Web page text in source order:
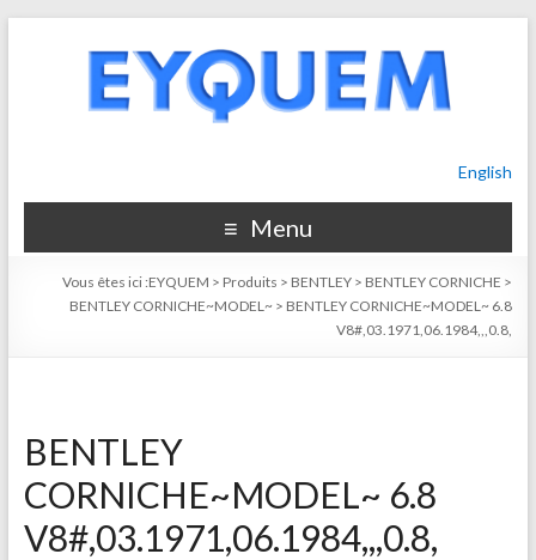
English
Menu
Vous êtes ici :EYQUEM > Produits > BENTLEY > BENTLEY CORNICHE >
BENTLEY CORNICHE~MODEL~ > BENTLEY CORNICHE~MODEL~ 6.8
V8#,03.1971,06.1984,,,0.8,
BENTLEY
CORNICHE~MODEL~ 6.8
V8#,03.1971,06.1984,,,0.8,